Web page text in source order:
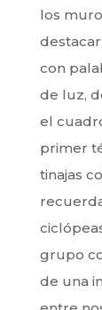
los
con
de luz,
el
primer
tinajas
grupo
de una